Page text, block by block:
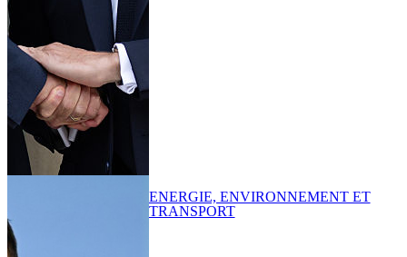
ENERGIE, ENVIRONNEMENT ET
TRANSPORT